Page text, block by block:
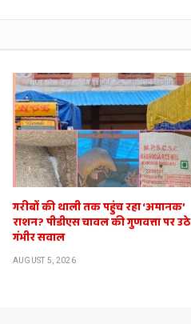
गरीबों की थाली तक पहुंच रहा ‘अमानक’
राशन? पीडीएस चावल की गुणवत्ता पर उठे
गंभीर सवाल
AUGUST 5, 2026